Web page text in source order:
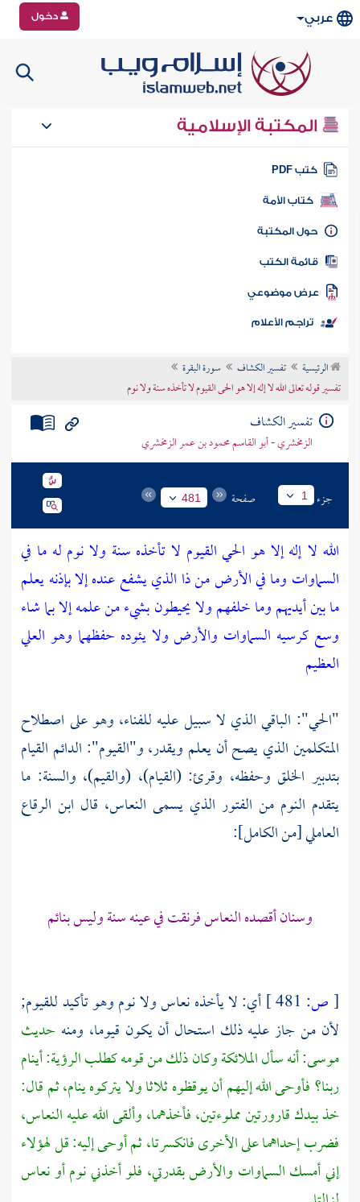
عربي دخول
المكتبة الإسلامية
كتب PDF
كتاب الأمة
المكتبة
الكتب
موضوعي
تراجم الأعلام
الرئيسية تفسير الكشاف
سورة البقرة
تفسير قوله تعالى الله لا إله إلا هو الحى القيوم لا تأخذه سنة ولا نوم
تفسير الكشاف
الزمخشري - أبو القاسم محمود بن عمر الزمخشري
جزء 1 صفحة 481
الله لا إله إلا هو الحي القيوم لا تأخذه سنة ولا نوم له ما في
السماوات وما في الأرض من ذا الذي يشفع عنده إلا بإذنه يعلم
ما بين أيديهم وما خلفهم ولا يحيطون بشيء من علمه إلا بما شاء
وسع كرسيه السماوات والأرض ولا يئوده حفظهما وهو العلي
العظيم
"الحي": الباقي الذي لا سبيل عليه للفناء، وهو على اصطلاح
المتكلمين الذي يصح أن يعلم ويقدر، و"القيوم": الدائم القيام
بتدبير الخلق وحفظه، وقرئ: (القيام)، (والقيم)، والسنة: ما
يتقدم النوم من الفتور الذي يسمى النعاس، قال ابن الرقاع
العاملي[من الكامل]:
وسنان أقصده النعاس فرنقت في عينه سنة وليس بنائم
[ص:
أي: لا يأخذه نعاس ولا نوم وهو تأكيد للقيوم;
لأن من جاز عليه ذلك استحال أن يكون قيوما، ومنه حديث
موسى:أنه سأل الملائكة وكان ذلك من قومه كطلب الرؤية: أينام
ربنا؟ فأوحى الله إليهم أن يوقظوه ثلاثا ولا يتركوه ينام، ثم قال:
خذ بيدك قارورتين مملوءتين، فأخذهما، وألقى الله عليه النعاس،
فضرب إحداهما على الأخرى فانكسرتا، ثم أوحى إليه: قل لهؤلاء
إني أمسك السماوات والأرض بقدرتي، فلو أخذني نوم أو نعاس